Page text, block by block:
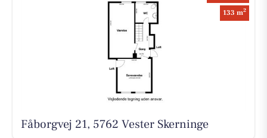
133 m2
Fåborgvej 21, 5762 Vester Skerninge